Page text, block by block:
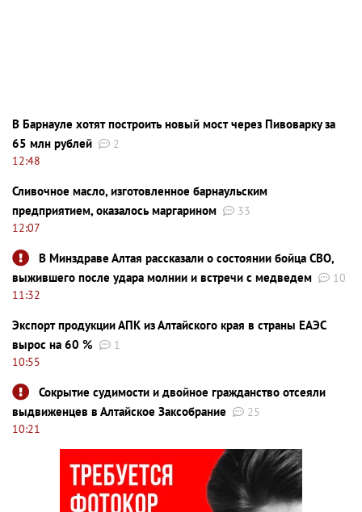
В Барнауле хотят построить новый мост через Пивоварку за
65 млн рублей
2
12:48
Сливочное масло, изготовленное барнаульским
предприятием, оказалось маргарином
33
12:07
В Минздраве Алтая рассказали о состоянии бойца СВО,
выжившего после удара молнии и встречи с медведем
10
11:32
Экспорт продукции АПК из Алтайского края в страны ЕАЭС
вырос на 60 %
1
10:55
Сокрытие судимости и двойное гражданство отсеяли
выдвиженцев в Алтайское Заксобрание
25
10:21